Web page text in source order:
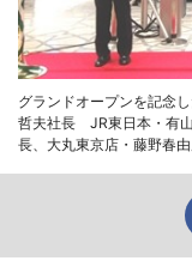
グランドオープンを記念
哲夫社長 JR東日本・有
長、大丸東京店・藤野春